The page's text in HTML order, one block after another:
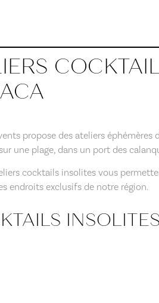
propose des ateliers
une plage, dans un port des
cocktails insolites vous
endroits exclusifs de notre région.